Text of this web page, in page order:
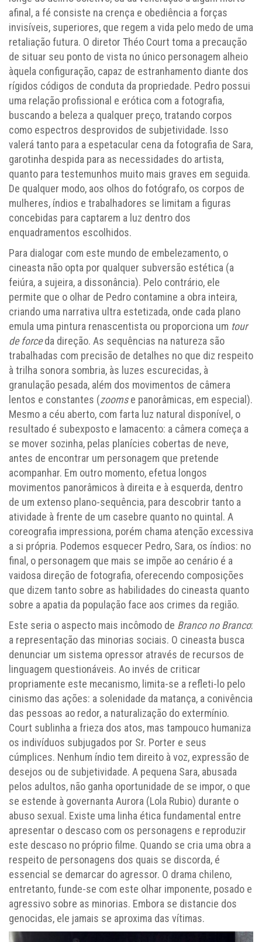
afinal, a fé consiste na crença e obediência a forças
invisíveis, superiores, que regem a vida pelo medo de uma
retaliação futura. O diretor Théo Court toma a precaução
de situar seu ponto de vista no único personagem alheio
àquela configuração, capaz de estranhamento diante dos
rígidos códigos de conduta da propriedade. Pedro possui
uma relação profissional e erótica com a fotografia,
buscando a beleza a qualquer preço, tratando corpos
como espectros desprovidos de subjetividade. Isso
valerá tanto para a espetacular cena da fotografia de Sara,
garotinha despida para as necessidades do artista,
quanto para testemunhos muito mais graves em seguida.
De qualquer modo, aos olhos do fotógrafo, os corpos de
mulheres, índios e trabalhadores se limitam a figuras
concebidas para captarem a luz dentro dos
enquadramentos escolhidos.
Para dialogar com este mundo de embelezamento, o
cineasta não opta por qualquer subversão estética (a
feiúra, a sujeira, a dissonância). Pelo contrário, ele
permite que o olhar de Pedro contamine a obra inteira,
criando uma narrativa ultra estetizada, onde cada plano
emula uma pintura renascentista ou proporciona um tour
de forceda direção. As sequências na natureza são
trabalhadas com precisão de detalhes no que diz respeito
à trilha sonora sombria, às luzes escurecidas, à
granulação pesada, além dos movimentos de câmera
lentos e constantes (zoomse panorâmicas, em especial).
Mesmo a céu aberto, com farta luz natural disponível, o
resultado é subexposto e lamacento: a câmera começa a
se mover sozinha, pelas planícies cobertas de neve,
antes de encontrar um personagem que pretende
acompanhar. Em outro momento, efetua longos
movimentos panorâmicos à direita e à esquerda, dentro
de um extenso plano-sequência, para descobrir tanto a
atividade à frente de um casebre quanto no quintal. A
coreografia impressiona, porém chama atenção excessiva
a si própria. Podemos esquecer Pedro, Sara, os índios: no
final, o personagem que mais se impõe ao cenário é a
vaidosa direção de fotografia, oferecendo composições
que dizem tanto sobre as habilidades do cineasta quanto
sobre a apatia da população face aos crimes da região.
Este seria o aspecto mais incômodo de Branco no Branco:
a representação das minorias sociais. O cineasta busca
denunciar um sistema opressor através de recursos de
linguagem questionáveis. Ao invés de criticar
propriamente este mecanismo, limita-se a refleti-lo pelo
cinismo das ações: a solenidade da matança, a conivência
das pessoas ao redor, a naturalização do extermínio.
Court sublinha a frieza dos atos, mas tampouco humaniza
os indivíduos subjugados por Sr. Porter e seus
cúmplices. Nenhum índio tem direito à voz, expressão de
desejos ou de subjetividade. A pequena Sara, abusada
pelos adultos, não ganha oportunidade de se impor, o que
se estende à governanta Aurora (Lola Rubio) durante o
abuso sexual. Existe uma linha ética fundamental entre
apresentar o descaso com os personagens e reproduzir
este descaso no próprio filme. Quando se cria uma obra a
respeito de personagens dos quais se discorda, é
essencial se demarcar do agressor. O drama chileno,
entretanto, funde-se com este olhar imponente, posado e
agressivo sobre as minorias. Embora se distancie dos
genocidas, ele jamais se aproxima das vítimas.